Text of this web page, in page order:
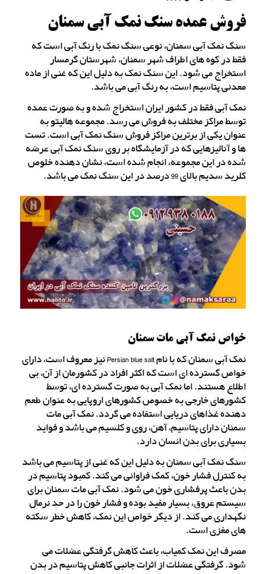
فروش عمده سنگ نمک آبی سمنان
سنگ نمک آبی سمنان، نوعی سنگ نمک با رنگ آبی است که
فقط در کوه های اطراف شهر سمنان، شهرستان گرمسار
استخراج می شود. این سنگ نمک به دلیل این که غنی از ماده
معدنی پتاسیم است، به رنگ آبی می باشد.
نمک آبی فقط در کشور ایران استخراج شده و به صورت عمده
توسط مراکز مختلف به فروش می رسد. مجموعه هالیتو به
عنوان یکی از برترین مراکز فروش سنگ نمک آبی است. تست
ها و آنالیزهایی که در آزمایشگاه بر روی سنگ نمک آبی عرضه
شده در این مجموعه، انجام شده است، نشان دهنده خلوص
کلرید سدیم بالای 99 درصد در این سنگ نمک می باشد.
خواص نمک آبی مات سمنان
نمک آبی سمنان که با نام Persian blue salt نیز معروف است، دارای
خواص گسترده ای است که اکثر افراد در کشورمان از آن، بی
اطلاع هستند. اما نمک آبی به صورت گسترده ای، توسط
کشورهای خارجی به خصوص کشورهای اروپایی به عنوان طعم
دهنده غذاهای دریایی استفاده می گردد. نمک آبی مات
سمنان دارای پتاسیم، آهن، روی و کلسیم می باشد و فواید
بسیاری برای بدن انسان دارد.
سنگ نمک آبی سمنان به دلیل این که غنی از پتاسیم می باشد
به کنترل فشار خون، کمک فراوانی می کند. کمبود پتاسیم در
بدن باعث پرفشاری خون می شود. نمک آبی مات سمنان برای
سیستم عروق، بسیار مفید بوده و فشار خون را در حد نرمال
نگهداری می کند. از دیگر خواص این نمک، کاهش خطر سکته
های مغزی است.
مصرف این نمک کمیاب، باعث کاهش گرفتگی عضلات می
شود. گرفتگی عضلات از اثرات جانبی کاهش پتاسیم در بدن